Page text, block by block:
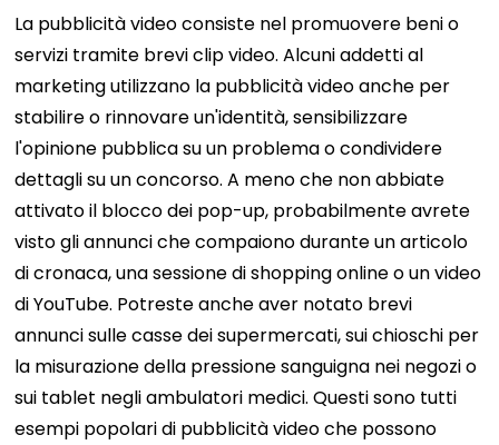
La pubblicità video consiste nel promuovere beni o
servizi tramite brevi clip video. Alcuni addetti al
marketing utilizzano la pubblicità video anche per
stabilire o rinnovare un'identità, sensibilizzare
l'opinione pubblica su un problema o condividere
dettagli su un concorso. A meno che non abbiate
attivato il blocco dei pop-up, probabilmente avrete
visto gli annunci che compaiono durante un articolo
di cronaca, una sessione di shopping online o un video
di YouTube. Potreste anche aver notato brevi
annunci sulle casse dei supermercati, sui chioschi per
la misurazione della pressione sanguigna nei negozi o
sui tablet negli ambulatori medici. Questi sono tutti
esempi popolari di pubblicità video che possono